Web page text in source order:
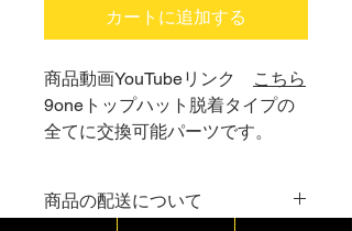
カートに追加する
商品動画YouTubeリンク
こちら
9oneトップハット脱着タイプの
全てに交換可能パーツです。
商品の配送について